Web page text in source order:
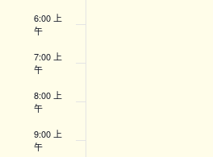
6:00 上
午
7:00 上
午
8:00 上
午
9:00 上
午